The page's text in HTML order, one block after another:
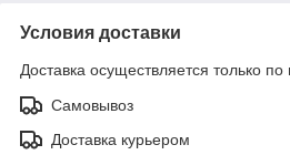
Условия доставки
Доставка осуществляется только по
Самовывоз
Доставка курьером